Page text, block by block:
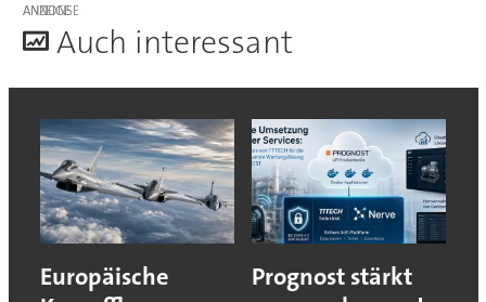
ANZEIGE
Auch interessant
Europäische
Prognost stärkt